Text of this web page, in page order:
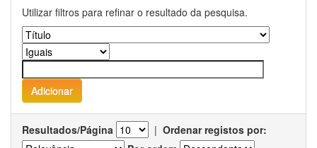
Utilizar filtros para refinar o resultado da pesquisa.
Resultados/Página | Ordenar registos por: